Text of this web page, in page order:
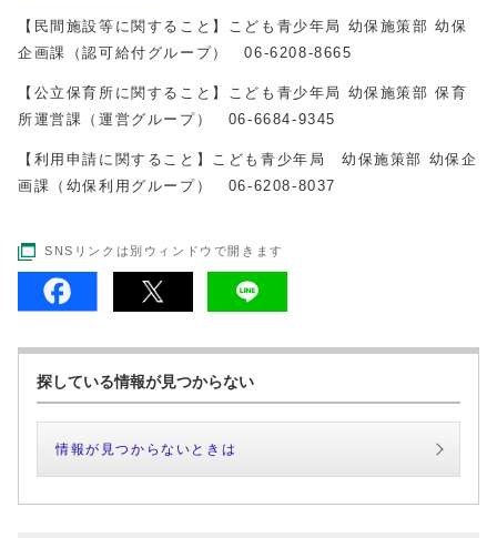
【民間施設等に関すること】こども青少年局 幼保施策部 幼保
企画課（認可給付グループ） 06-6208-8665
【公立保育所に関すること】こども青少年局 幼保施策部 保育
所運営課（運営グループ） 06-6684-9345
【利用申請に関すること】こども青少年局 幼保施策部 幼保企
画課（幼保利用グループ） 06-6208-8037
SNSリンクは別ウィンドウで開きます
探している情報が見つからない
情報が見つからないときは